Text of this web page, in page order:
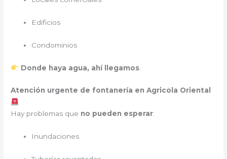
Edificios
Condominios
Donde haya agua, ahí llegamos.
Atención urgente de fontanería en Agricola Oriental
Hay problemas que no pueden esperar:
Inundaciones